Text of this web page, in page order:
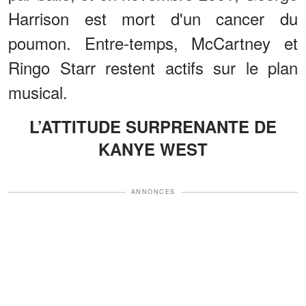
Harrison est mort d'un cancer du
poumon. Entre-temps, McCartney et
Ringo Starr restent actifs sur le plan
musical.
L’ATTITUDE SURPRENANTE DE
KANYE WEST
ANNONCES